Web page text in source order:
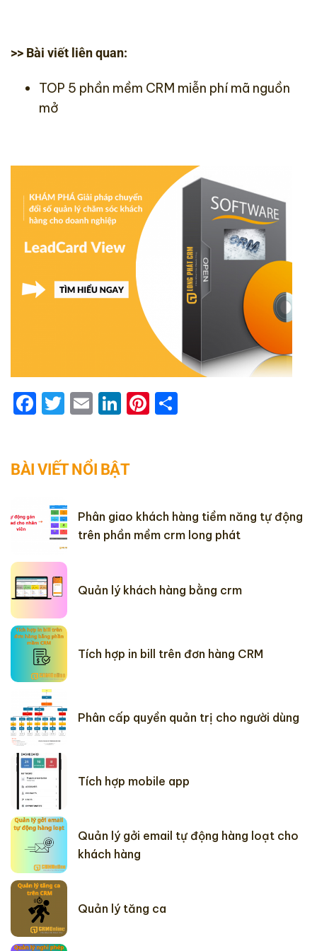
>> Bài viết liên quan:
TOP 5 phần mềm CRM miễn phí mã nguồn
mở
Facebook
Twitter
EmailLinkedIn
Pinterest
BÀI VIẾT NỔI BẬT
Phân giao khách hàng tiềm năng tự động
trên phần mềm crm long phát
Quản lý khách hàng bằng crm
Tích hợp in bill trên đơn hàng CRM
Phân cấp quyền quản trị cho người dùng
Tích hợp mobile app
Quản lý gởi email tự động hàng loạt cho
khách hàng
Quản lý tăng ca